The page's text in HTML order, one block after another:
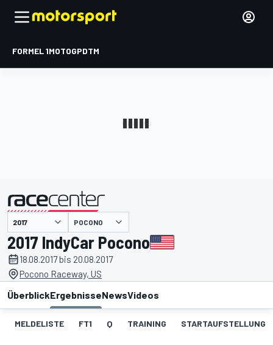
FORMEL 1MOTOGPDTM
POCONO
2017 IndyCar Pocono
18.08.2017 bis 20.08.2017
Pocono Raceway, US
ÜberblickErgebnisseNewsVideos
MELDELISTE FT1 Q TRAINING STARTAUFSTELLUNG